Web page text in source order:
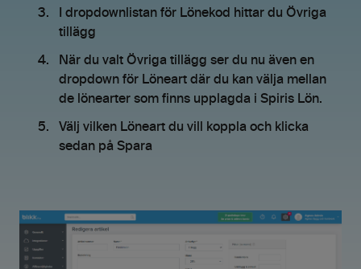
I dropdownlistan för Lönekod hittar du Övriga
tillägg
När du valt Övriga tillägg ser du nu även en
dropdown för Löneart där du kan välja mellan
de lönearter som finns upplagda i Spiris Lön.
Välj vilken Löneart du vill koppla och klicka
sedan på Spara